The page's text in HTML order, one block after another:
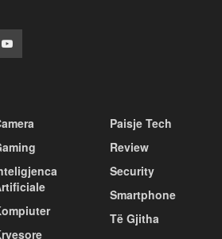
Paisje Tech
Review
Security
Smartphone
Të Gjitha